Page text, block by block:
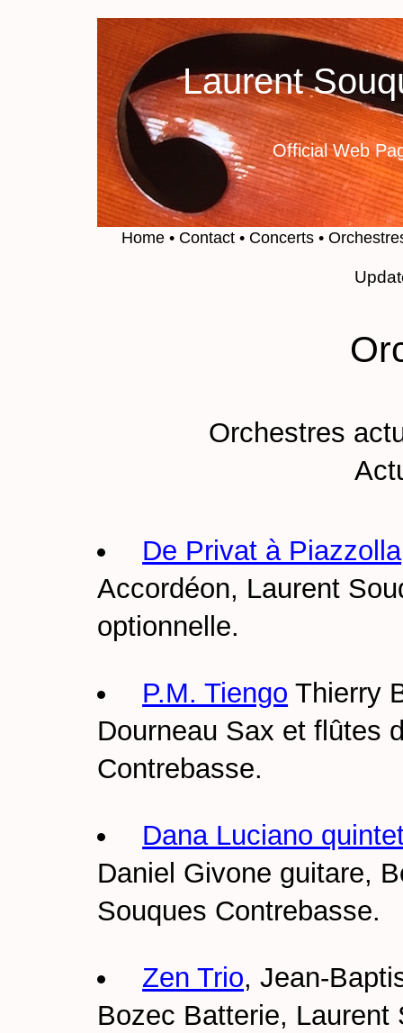
Laurent
Official Web
Home • Contact • Concerts •
Orchestres
De Privat à Piazzolla
Accordéon, Laurent
optionnelle.
P.M. Tiengo Thierry
Dourneau Sax et flûtes
Contrebasse.
Dana Luciano
Daniel Givone guitare,
Souques Contrebasse.
Zen Trio, Jean-
Bozec Batterie, Laurent